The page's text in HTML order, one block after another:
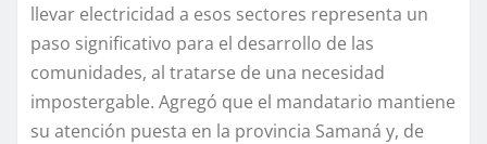
llevar electricidad a esos sectores representa un
paso significativo para el desarrollo de las
comunidades, al tratarse de una necesidad
impostergable. Agregó que el mandatario mantiene
su atención puesta en la provincia Samaná y, de